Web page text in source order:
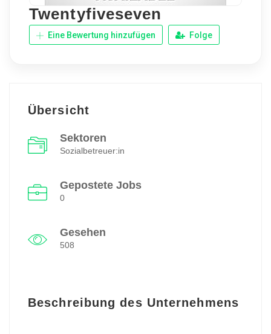
Twentyfiveseven
Eine Bewertung hinzufügen Folge
Übersicht
Sektoren
Sozialbetreuer:in
Gepostete Jobs
0
Gesehen
508
Beschreibung des Unternehmens